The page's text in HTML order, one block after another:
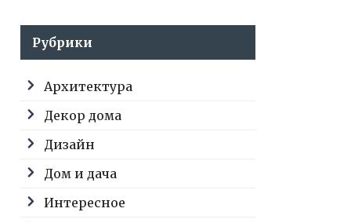
Рубрики
Архитектура
Декор дома
Дизайн
Дом и дача
Интересное